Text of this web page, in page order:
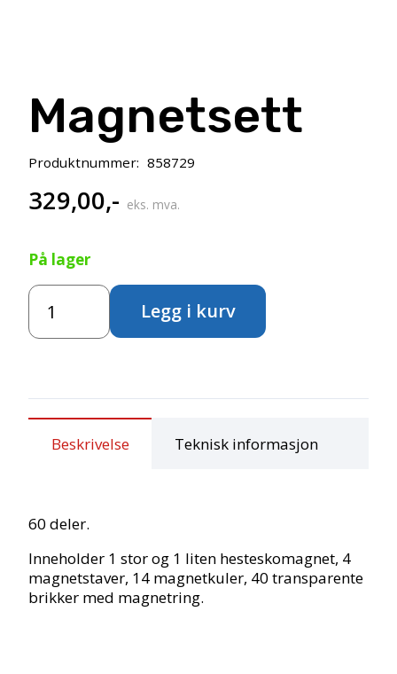
Magnetsett
Produktnummer: 858729
329,00,- eks. mva.
På lager
Magnetsett
antall
Legg i kurv
Beskrivelse Teknisk informasjon
60 deler.
Inneholder 1 stor og 1 liten hesteskomagnet, 4
magnetstaver, 14 magnetkuler, 40 transparente
brikker med magnetring.